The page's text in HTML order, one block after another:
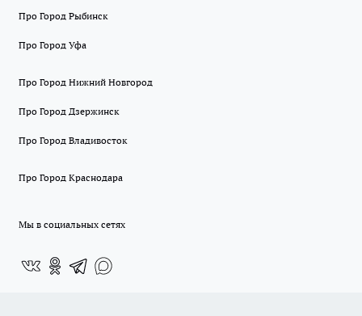
Про Город Рыбинск
Про Город Уфа
Про Город Нижний Новгород
Про Город Дзержинск
Про Город Владивосток
Про Город Краснодара
Мы в социальных сетях